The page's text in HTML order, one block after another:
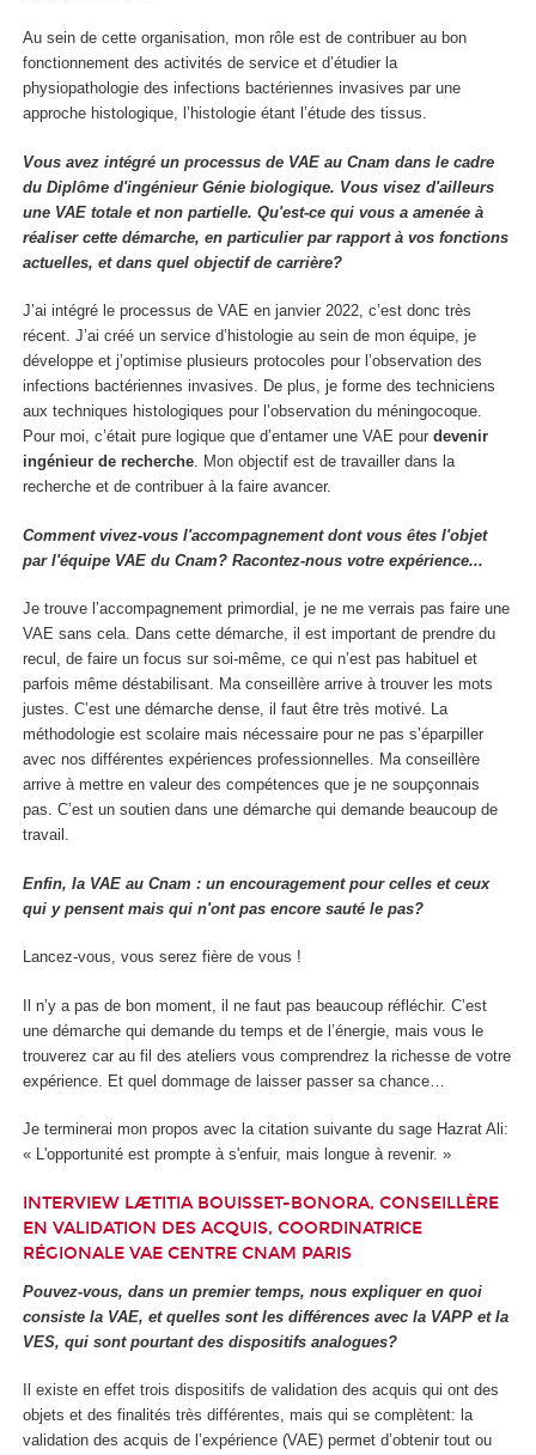
Au sein de cette organisation, mon rôle est de contribuer au bon
fonctionnement des activités de service et d’étudier la
physiopathologie des infections bactériennes invasives par une
approche histologique, l’histologie étant l’étude des tissus.
Vous avez intégré un processus de VAE au Cnam dans le cadre
du Diplôme d'ingénieur Génie biologique. Vous visez d'ailleurs
une VAE totale et non partielle. Qu'est-ce qui vous a amenée à
réaliser cette démarche, en particulier par rapport à vos fonctions
actuelles, et dans quel objectif de carrière?
J’ai intégré le processus de VAE en janvier 2022, c’est donc très
récent. J’ai créé un service d’histologie au sein de mon équipe, je
développe et j’optimise plusieurs protocoles pour l’observation des
infections bactériennes invasives. De plus, je forme des techniciens
aux techniques histologiques pour l’observation du méningocoque.
Pour moi, c’était pure logique que d’entamer une VAE pour devenir
ingénieur de recherche. Mon objectif est de travailler dans la
recherche et de contribuer à la faire avancer.
Comment vivez-vous l'accompagnement dont vous êtes l'objet
par l'équipe VAE du Cnam? Racontez-nous votre expérience...
Je trouve l’accompagnement primordial, je ne me verrais pas faire une
VAE sans cela. Dans cette démarche, il est important de prendre du
recul, de faire un focus sur soi-même, ce qui n’est pas habituel et
parfois même déstabilisant. Ma conseillère arrive à trouver les mots
justes. C’est une démarche dense, il faut être très motivé. La
méthodologie est scolaire mais nécessaire pour ne pas s’éparpiller
avec nos différentes expériences professionnelles. Ma conseillère
arrive à mettre en valeur des compétences que je ne soupçonnais
pas. C’est un soutien dans une démarche qui demande beaucoup de
travail.
Enfin, la VAE au Cnam : un encouragement pour celles et ceux
qui y pensent mais qui n'ont pas encore sauté le pas?
Lancez-vous, vous serez fière de vous !
Il n’y a pas de bon moment, il ne faut pas beaucoup réfléchir. C’est
une démarche qui demande du temps et de l’énergie, mais vous le
trouverez car au fil des ateliers vous comprendrez la richesse de votre
expérience. Et quel dommage de laisser passer sa chance…
Je terminerai mon propos avec la citation suivante du sage Hazrat Ali:
« L'opportunité est prompte à s'enfuir, mais longue à revenir. »
INTERVIEW LÆTITIA BOUISSET-BONORA, CONSEILLÈRE
EN VALIDATION DES ACQUIS, COORDINATRICE
RÉGIONALE VAE CENTRE CNAM PARIS
Pouvez-vous, dans un premier temps, nous expliquer en quoi
consiste la VAE, et quelles sont les différences avec la VAPP et la
VES, qui sont pourtant des dispositifs analogues?
Il existe en effet trois dispositifs de validation des acquis qui ont des
objets et des finalités très différentes, mais qui se complètent: la
validation des acquis de l’expérience (VAE) permet d’obtenir tout ou